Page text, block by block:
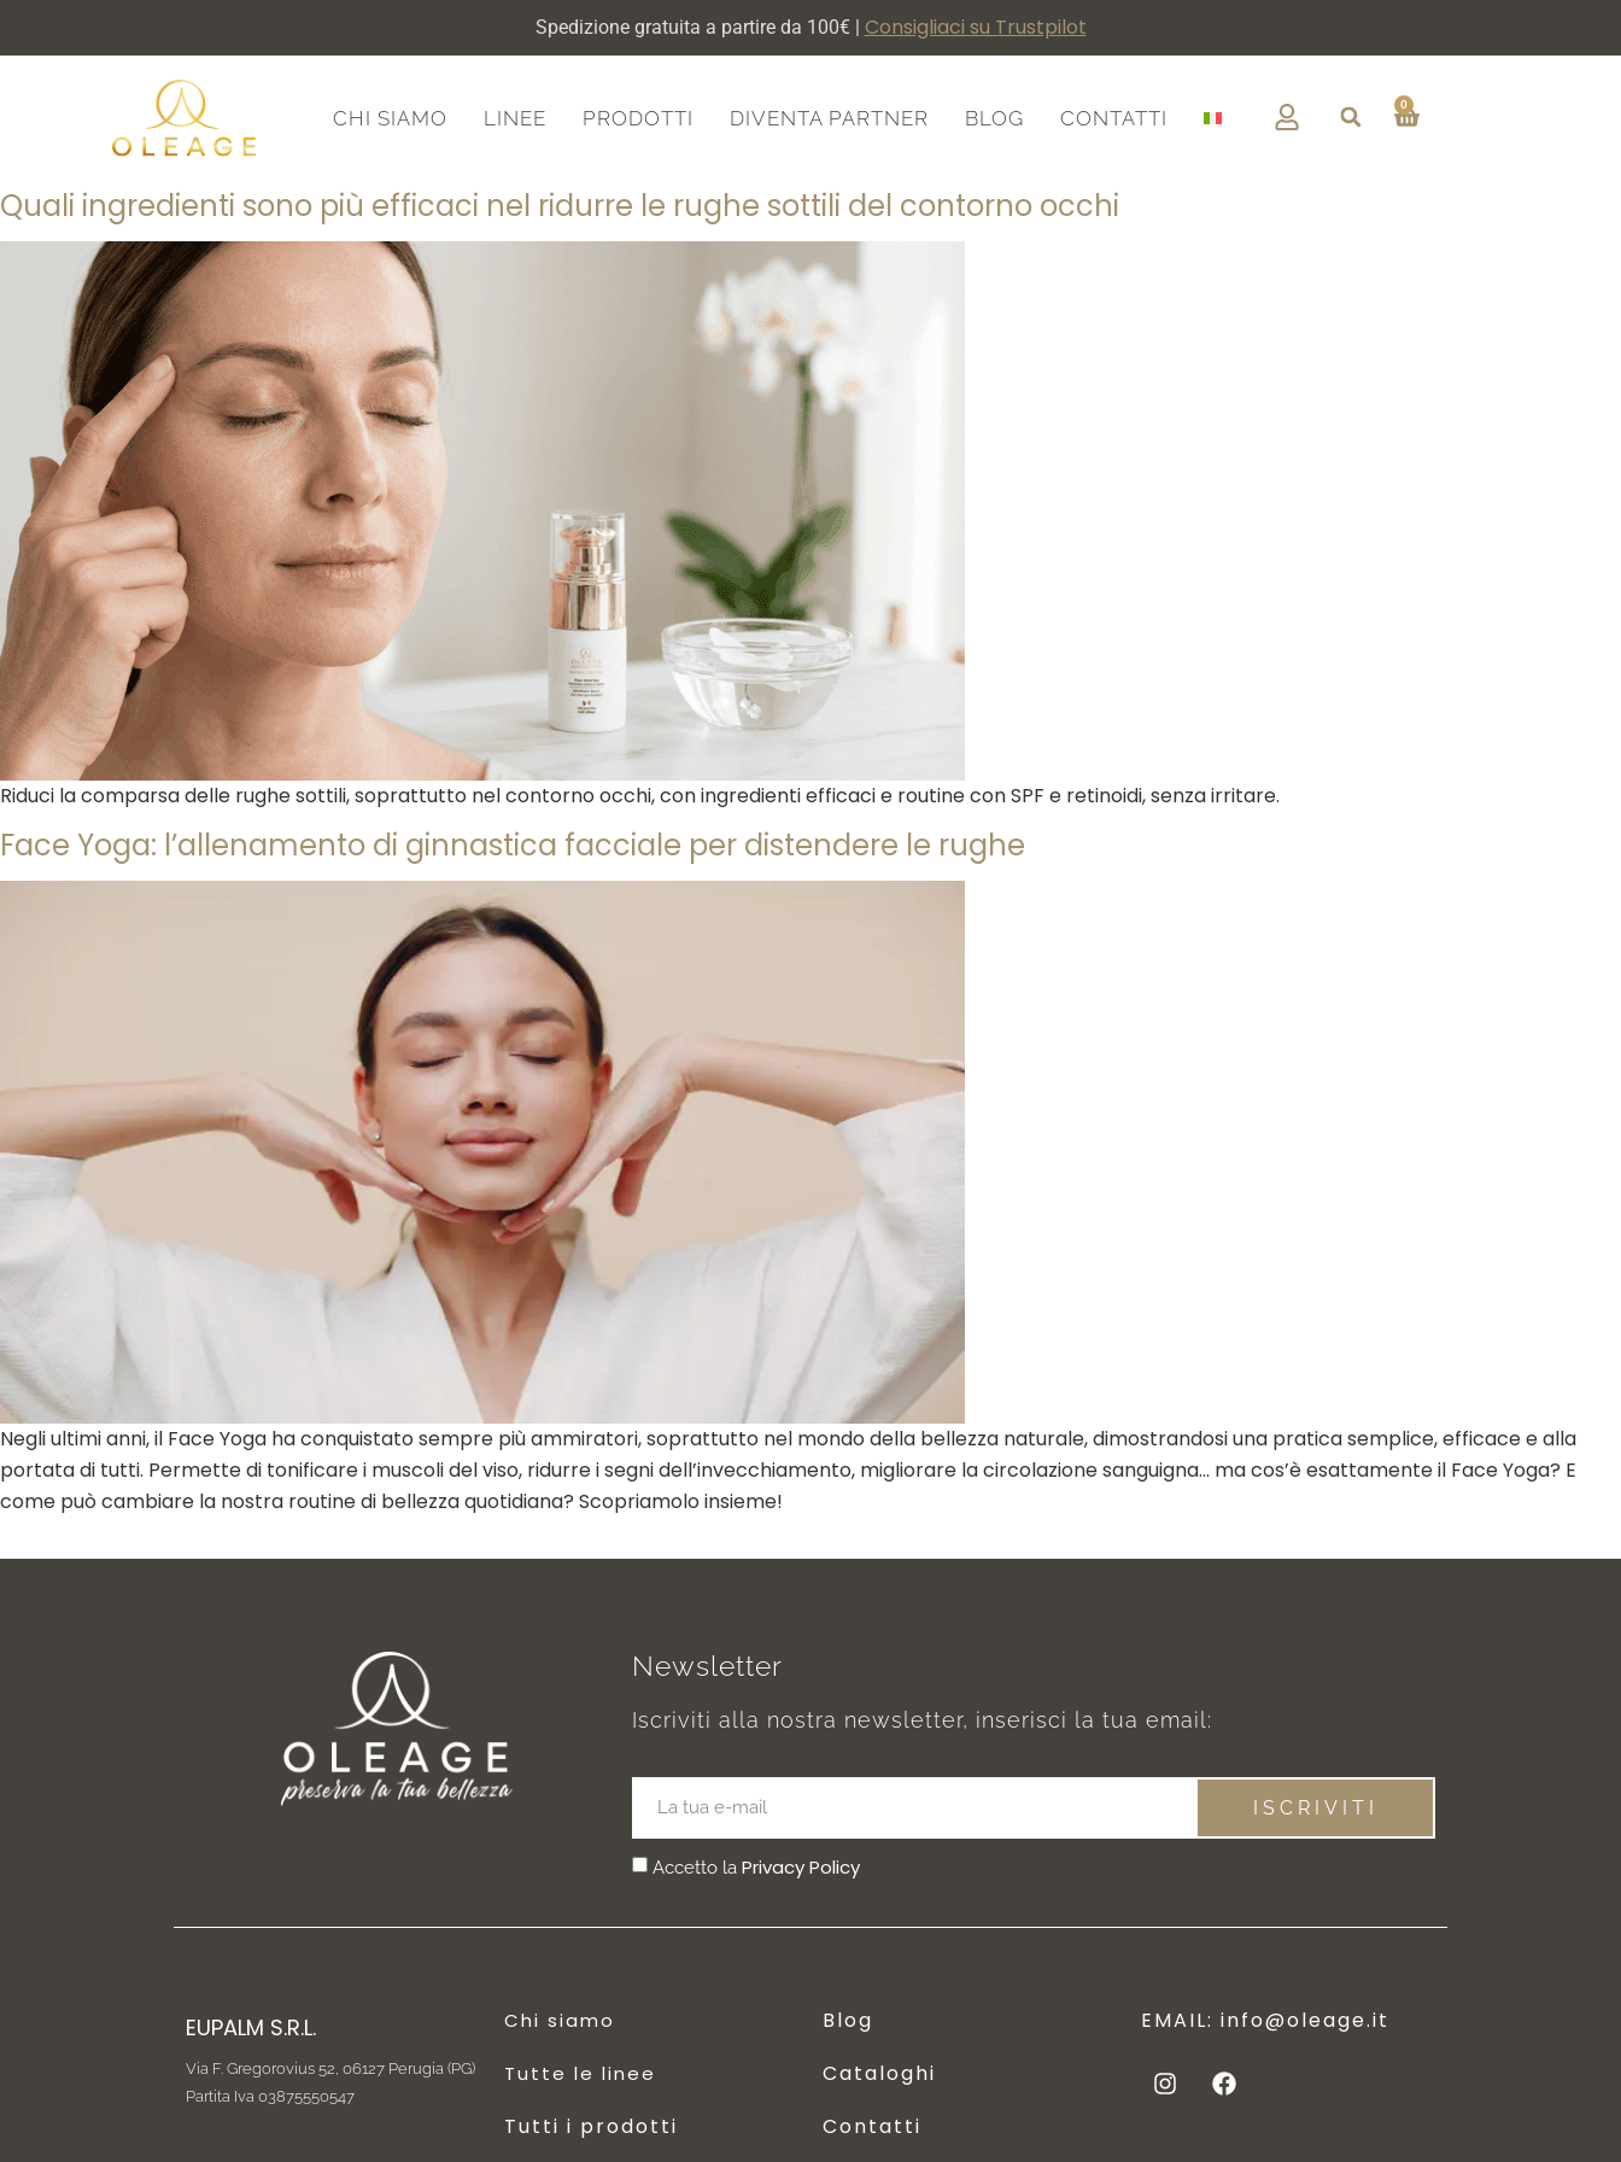
Spedizione gratuita a partire da 100€ | Consigliaci su Trustpilot
CHI SIAMO LINEE PRODOTTI DIVENTA PARTNER BLOG CONTATTI
0
Quali ingredienti sono più efficaci nel ridurre le rughe sottili del contorno occhi
Riduci la comparsa delle rughe sottili, soprattutto nel contorno occhi, con ingredienti efficaci e routine con SPF e retinoidi, senza irritare.
Face Yoga: l’allenamento di ginnastica facciale per distendere le rughe
Negli ultimi anni, il Face Yoga ha conquistato sempre più ammiratori, soprattutto nel mondo della bellezza naturale, dimostrandosi una pratica semplice, efficace e alla
portata di tutti. Permette di tonificare i muscoli del viso, ridurre i segni dell’invecchiamento, migliorare la circolazione sanguigna… ma cos’è esattamente il Face Yoga? E
come può cambiare la nostra routine di bellezza quotidiana? Scopriamolo insieme!
Newsletter
Iscriviti alla nostra newsletter, inserisci la tua email:
Accetto la Privacy Policy
ISCRIVITI
EUPALM S.R.L.
Via F. Gregorovius 52,06127 Perugia (PG)
Partita Iva 03875550547
Chi siamo
Tutte le linee
Tutti i prodotti
Blog
Cataloghi
Contatti
EMAIL: info@oleage.it